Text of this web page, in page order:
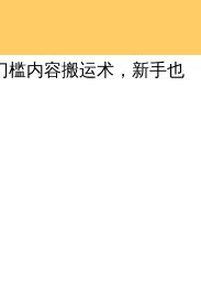
槛内容搬运术，新手也